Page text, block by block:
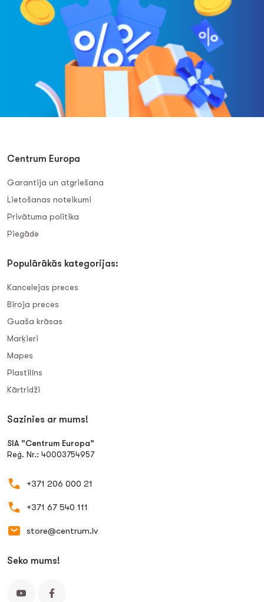
Centrum Europa
Garantija un atgriešana
Lietošanas noteikumi
Privātuma politika
Piegāde
Populārākās kategorijas:
Kancelejas preces
Biroja preces
Guaša krāsas
Marķieri
Mapes
Plastilīns
Kārtridži
Sazinies ar mums!
SIA "Centrum Europa"
Reģ. Nr.: 40003754957
+371 206 000 21
+371 67 540 111
store@centrum.lv
Seko mums!